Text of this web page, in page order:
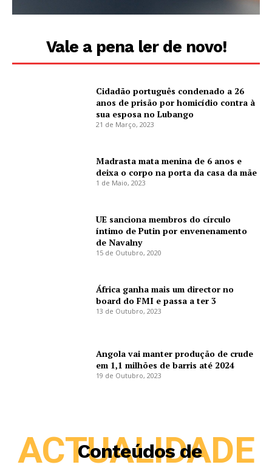
Vale a pena ler de novo!
Cidadão português condenado a 26
anos de prisão por homicídio contra à
sua esposa no Lubango
21 de Março, 2023
Madrasta mata menina de 6 anos e
deixa o corpo na porta da casa da mãe
1 de Maio, 2023
UE sanciona membros do círculo
íntimo de Putin por envenenamento
de Navalny
15 de Outubro, 2020
África ganha mais um director no
board do FMI e passa a ter 3
13 de Outubro, 2023
Angola vai manter produção de crude
em 1,1 milhões de barris até 2024
19 de Outubro, 2023
Conteúdos de
ACTUALIDADE